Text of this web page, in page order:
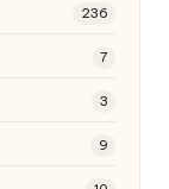
236
7
3
9